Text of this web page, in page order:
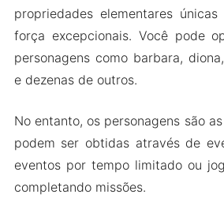
propriedades elementares
força excepcionais. Você pode
personagens como barbara,
e dezenas de outros.
No entanto, os personagens são
podem ser obtidas através de
eventos por tempo limitado ou
completando missões.